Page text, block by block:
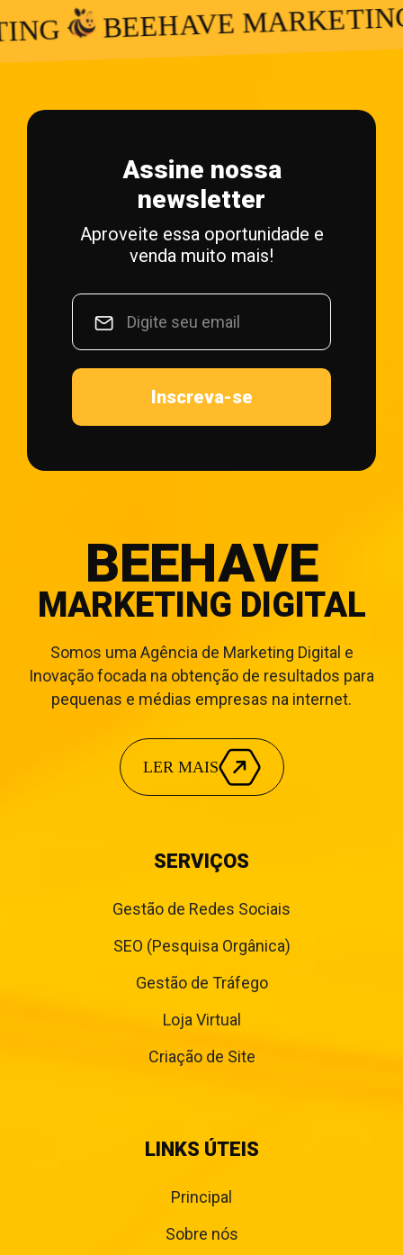
BEEHAVE MARKETING
Assine nossa
newsletter
Aproveite essa oportunidade e
venda muito mais!
Inscreva-se
BEEHAVE
MARKETING DIGITAL
Somos uma Agência de Marketing Digital e
Inovação focada na obtenção de resultados para
pequenas e médias empresas na internet.
LER MAIS
SERVIÇOS
Gestão de Redes Sociais
SEO (Pesquisa Orgânica)
Gestão de Tráfego
Loja Virtual
Criação de Site
LINKS ÚTEIS
Principal
Sobre nós